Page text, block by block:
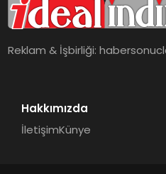
Reklam & İşbirliği:
Hakkımızda
İletişimKünye